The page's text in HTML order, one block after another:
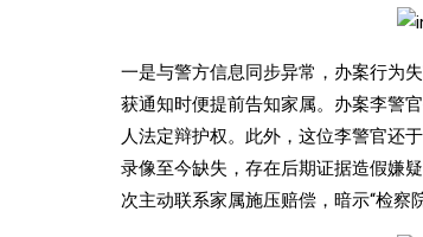
一是与警方信息同步异常，办案行为
获通知时便提前告知家属。办案李警
人法定辩护权。此外，这位李警官还
录像至今缺失，存在后期证据造假嫌
次主动联系家属施压赔偿，暗示“检察